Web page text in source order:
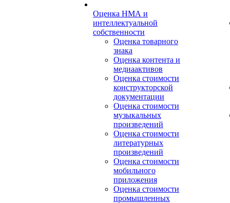
Оценка НМА и
интеллектуальной
собственности
Оценка товарного
знака
Оценка контента и
медиаактивов
Оценка стоимости
конструкторской
документации
Оценка стоимости
музыкальных
произведений
Оценка стоимости
литературных
произведений
Оценка стоимости
мобильного
приложения
Оценка стоимости
промышленных